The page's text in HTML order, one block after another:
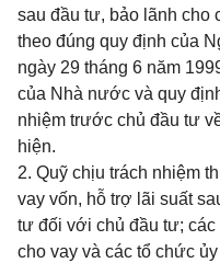
sau đầu tư, bảo lãnh cho
theo đúng quy định của
ngày 29 tháng 6 năm
của Nhà nước và quy
nhiệm trước chủ đầu tư
hiện.
2. Quỹ chịu trách nhiệm
vay vốn, hỗ trợ lãi suất
tư đối với chủ đầu tư;
cho vay và các tổ chức